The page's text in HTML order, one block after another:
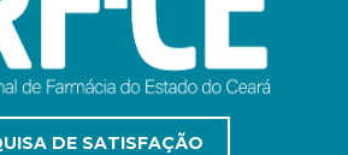
DE SATISFAÇÃO